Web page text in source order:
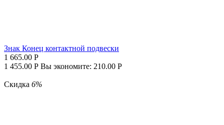
Знак Конец контактной подвески
1 665.00 Р
1 455.00 Р Вы экономите: 210.00 Р
Скидка 6%